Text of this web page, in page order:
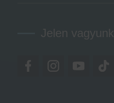
Jelen vagyunk